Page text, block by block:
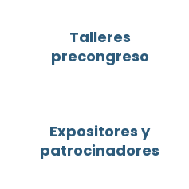
Talleres
precongreso
Expositores y
patrocinadores